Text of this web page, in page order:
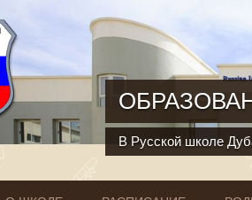
В Русской школе